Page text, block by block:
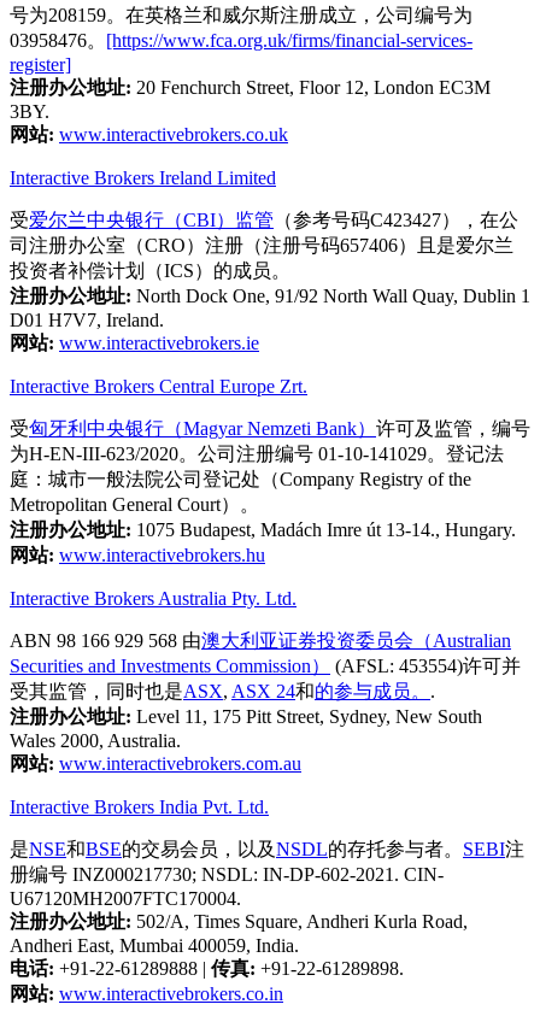
号为208159。在英格兰和威尔斯注册成立，公司编号为
03958476。 [https://www.fca.org.uk/firms/financial-services-
register]
注册办公地址: 20 Fenchurch Street, Floor 12, London EC3M
3BY.
网站: www.interactivebrokers.co.uk
Interactive Brokers Ireland Limited
受爱尔兰中央银行（CBI）监管 （参考号码C423427），在公
司注册办公室（CRO）注册（注册号码657406）且是爱尔兰
投资者补偿计划（ICS）的成员。
注册办公地址: North Dock One, 91/92 North Wall Quay, Dublin 1
D01 H7V7, Ireland.
网站: www.interactivebrokers.ie
Interactive Brokers Central Europe Zrt.
受匈牙利中央银行（Magyar Nemzeti Bank） 许可及监管，编号
为H-EN-III-623/2020。公司注册编号 01-10-141029。登记法
庭：城市一般法院公司登记处（Company Registry of the
Metropolitan General Court）。
注册办公地址: 1075 Budapest, Madách Imre út 13-14., Hungary.
网站: www.interactivebrokers.hu
Interactive Brokers Australia Pty. Ltd.
ABN 98 166 929 568 由澳大利亚证券投资委员会（Australian
Securities and Investments Commission）
(AFSL: 453554)许可并
受其监管，同时也是ASX, ASX 24和的参与成员。 .
注册办公地址: Level 11, 175 Pitt Street, Sydney, New South
Wales 2000, Australia.
网站: www.interactivebrokers.com.au
Interactive Brokers India Pvt. Ltd.
是NSE和BSE的交易会员，以及NSDL的存托参与者。 SEBI注
册编号 INZ000217730; NSDL: IN-DP-602-2021. CIN-
U67120MH2007FTC170004.
注册办公地址: 502/A, Times Square, Andheri Kurla Road,
Andheri East, Mumbai 400059, India.
电话: +91-22-61289888 | 传真: +91-22-61289898.
网站: www.interactivebrokers.co.in